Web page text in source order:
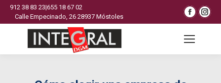
912 38 83 23|655 18 67 02
Calle Empecinado, 26 28937 Móstoles
page
Buscar: